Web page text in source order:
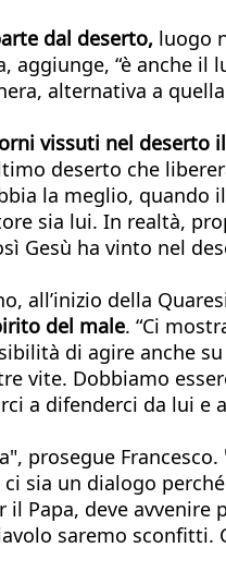
dal deserto, luogo
aggiunge, “è anche
alternativa a
vissuti nel deserto
deserto che
la meglio,
sia lui. In realtà,
Gesù ha vinto nel
all’inizio della
del male. “Ci
di agire anche
vite. Dobbiamo
a difenderci da lui e
prosegue Francesco.
sia un dialogo
il Papa, deve
saremo sconfitti.